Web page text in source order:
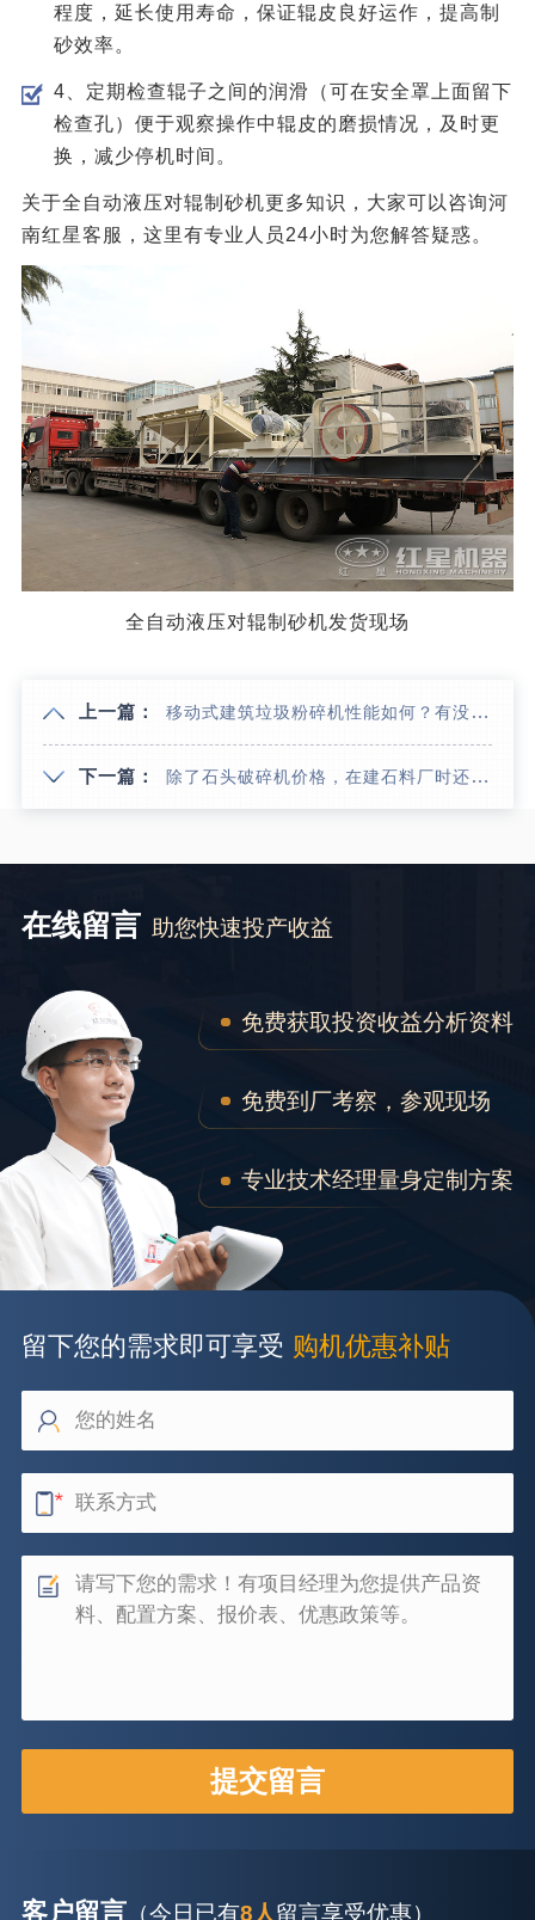
程度，延长使用寿命，保证辊皮良好运作，提高制
砂效率。
4、定期检查辊子之间的润滑（可在安全罩上面留下
检查孔）便于观察操作中辊皮的磨损情况，及时更
换，减少停机时间。
关于全自动液压对辊制砂机更多知识，大家可以咨询河
南红星客服，这里有专业人员24小时为您解答疑惑。
全自动液压对辊制砂机发货现场
上一篇： 移动式建筑垃圾粉碎机性能如何？有没有厂家推荐
下一篇： 除了石头破碎机价格，在建石料厂时还应注意的事项
在线留言 助您快速投产收益
免费获取投资收益分析资料
免费到厂考察，参观现场
专业技术经理量身定制方案
留下您的需求即可享受 购机优惠补贴
客户留言 （今日已有8人留言享受优惠）